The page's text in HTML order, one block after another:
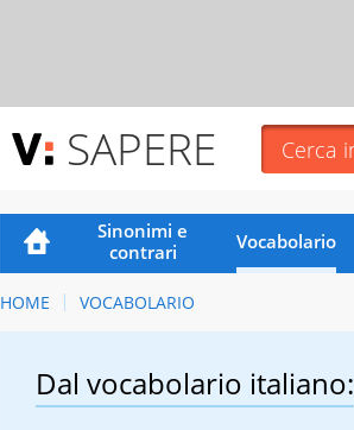
SAPERE
Sinonimi e
contrari
Vocabolario
HOME VOCABOLARIO
Dal vocabolario italiano: